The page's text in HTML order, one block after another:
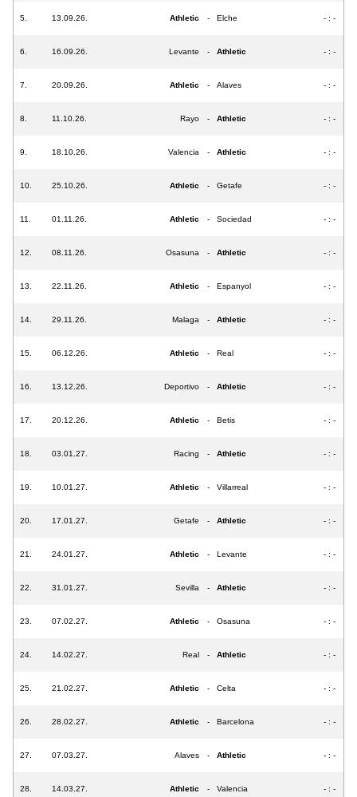
5. 13.09.26. Athletic - Elche - : -
6. 16.09.26. Levante - Athletic - : -
7. 20.09.26. Athletic - Alaves - : -
8. 11.10.26. Rayo - Athletic - : -
9. 18.10.26. Valencia - Athletic - : -
10. 25.10.26. Athletic - Getafe - : -
11. 01.11.26. Athletic - Sociedad - : -
12. 08.11.26. Osasuna - Athletic - : -
13. 22.11.26. Athletic - Espanyol - : -
14. 29.11.26. Malaga - Athletic - : -
15. 06.12.26. Athletic - Real - : -
16. 13.12.26. Deportivo - Athletic - : -
17. 20.12.26. Athletic - Betis - : -
18. 03.01.27. Racing - Athletic - : -
19. 10.01.27. Athletic - Villarreal - : -
20. 17.01.27. Getafe - Athletic - : -
21. 24.01.27. Athletic - Levante - : -
22. 31.01.27. Sevilla - Athletic - : -
23. 07.02.27. Athletic - Osasuna - : -
24. 14.02.27. Real - Athletic - : -
25. 21.02.27. Athletic - Celta - : -
26. 28.02.27. Athletic - Barcelona - : -
27. 07.03.27. Alaves - Athletic - : -
28. 14.03.27. Athletic - Valencia - : -